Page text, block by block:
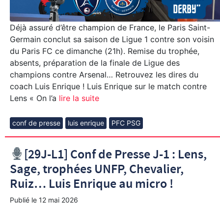
Déjà assuré d’être champion de France, le Paris Saint-
Germain conclut sa saison de Ligue 1 contre son voisin
du Paris FC ce dimanche (21h). Remise du trophée,
absents, préparation de la finale de Ligue des
champions contre Arsenal… Retrouvez les dires du
coach Luis Enrique ! Luis Enrique sur le match contre
Lens « On l’a lire la suite
conf de presse luis enrique PFC PSG
[29J-L1] Conf de Presse J-1 : Lens,
Sage, trophées UNFP, Chevalier,
Ruiz… Luis Enrique au micro !
Publié le 12 mai 2026